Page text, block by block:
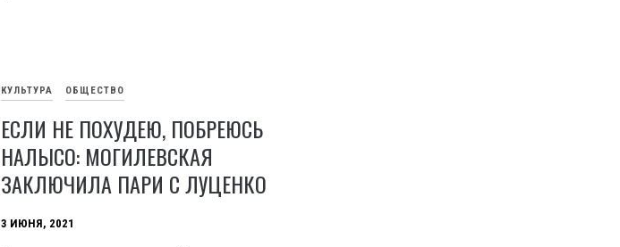
КУЛЬТУРА ОБЩЕСТВО
ЕСЛИ НЕ ПОХУДЕЮ, ПОБРЕЮСЬ
НАЛЫСО: МОГИЛЕВСКАЯ
ЗАКЛЮЧИЛА ПАРИ С ЛУЦЕНКО
3 ИЮНЯ, 2021